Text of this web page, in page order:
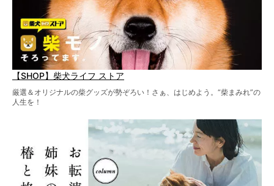
【SHOP】柴犬ライフ ストア
厳選＆オリジナルの柴グッズが勢ぞろい！さぁ、はじめよう。“柴まみれ”の
人生を！